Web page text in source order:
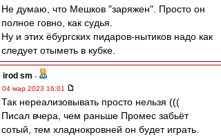
Не думаю, что Мешков "заряжен". Просто он
полное говно, как судья.
Ну и этих ëбургских пидаров-нытиков надо как
следует отыметь в кубке.
irod sm -
04 мар 2023 16:01
Так нереализовывать просто нельзя (((
Писал вчера, чем раньше Промес забьёт
сотый, тем хладнокровней он будет играть.